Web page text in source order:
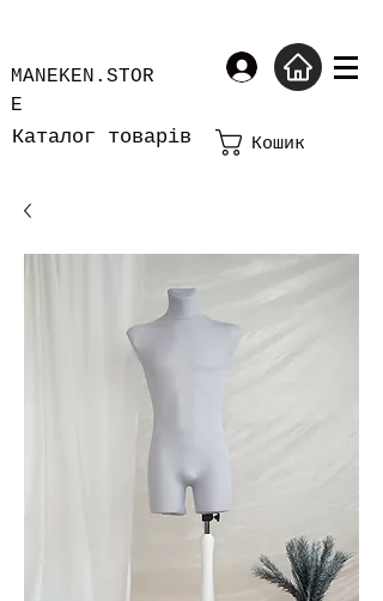
MANEKEN.STOR
E
Каталог товарів Кошик